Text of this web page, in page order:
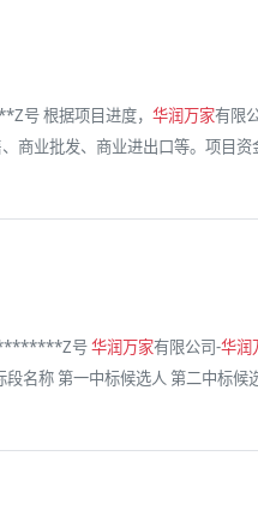
号 根据项目进度， 华润万家有限
、商业批发、商业进出口等。项
号华润万家有限公司-华润
称 第一中标候选人 第二中标候